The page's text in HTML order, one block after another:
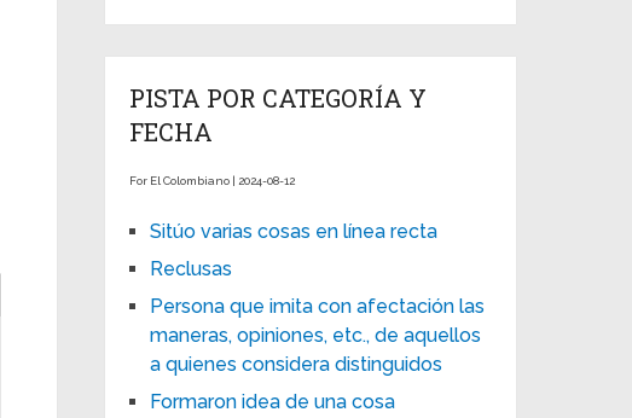
PISTA POR CATEGORÍA Y
FECHA
For El Colombiano | 2024-08-12
Sitúo varias cosas en línea recta
Reclusas
Persona que imita con afectación las
maneras, opiniones, etc., de aquellos
a quienes considera distinguidos
Formaron idea de una cosa